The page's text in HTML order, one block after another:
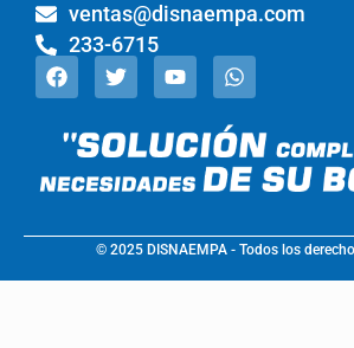
ventas@disnaempa.com
233-6715
© 2025 DISNAEMPA - Todos los